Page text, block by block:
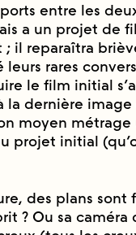
entre les
a un projet de
; il reparaîtra
leurs rares
le film initial
la dernière
moyen
projet initial
des plans sont
? Ou sa